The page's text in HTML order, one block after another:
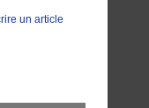
un article